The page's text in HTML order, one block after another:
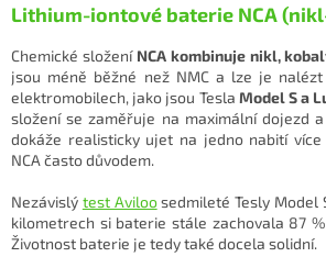
Lithium-iontové baterie NCA
Chemické složení NCA kombinuje nikl,
jsou méně běžné než NMC a lze je
elektromobilech, jako jsou Tesla Model S a
složení se zaměřuje na maximální dojezd
dokáže realisticky ujet na jedno nabití
NCA často důvodem.
Nezávislý test Aviloosedmileté Tesly Model
kilometrech si baterie stále zachovala 87
Životnost baterie je tedy také docela solidní.